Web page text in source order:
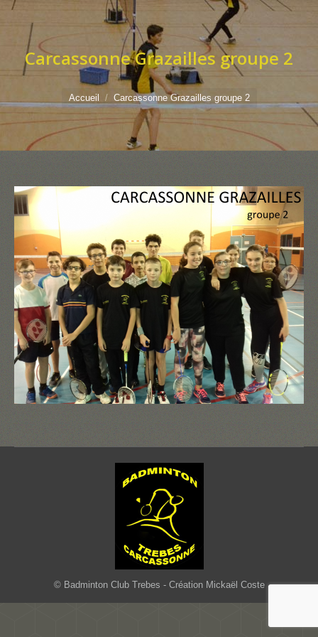
Carcassonne Grazailles groupe 2
Accueil Carcassonne Grazailles groupe 2
© Badminton Club Trebes - Création Mickaël Coste